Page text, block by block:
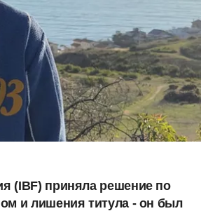
(IBF) приняла решение по
и лишения титула - он был